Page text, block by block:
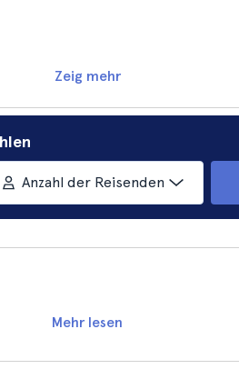
Zeig mehr
Anzahl der Reisenden
Mehr lesen